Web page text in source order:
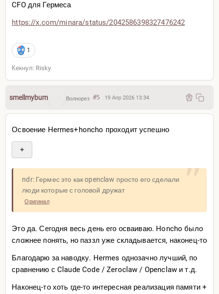
CFO для Гермеса
https://x.com/minara/status/2042586398327476242
1
Кекнул: Risky
smellmybum Волнорез #5 19 Апр 2026 13:34
Освоение Hermes+honcho проходит успешно
+
ndr: Гермес это как openclaw просто его сделали
люди которые с головой дружат
Оригинал
Это да. Сегодня весь день его осваиваю. Honcho было
сложнее понять, но паззл уже складывается, наконец-то
Благодарю за наводку. Hermes однозачно лучший, по
сравнению с Claude Code / Zeroclaw / Openclaw и т.д.
Наконец-то хоть где-то интересная реализация памяти +